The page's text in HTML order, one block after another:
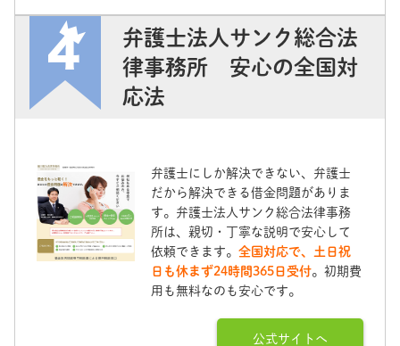
弁護士法人サンク総合法
律事務所 安心の全国対
応法
弁護士にしか解決できない、弁護士
だから解決できる借金問題がありま
す。弁護士法人サンク総合法律事務
所は、親切・丁寧な説明で安心して
依頼できます。全国対応で、土日祝
日も休まず24時間365日受付。初期費
用も無料なのも安心です。
公式サイトへ